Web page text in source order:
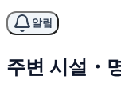
알림
주변 시설・